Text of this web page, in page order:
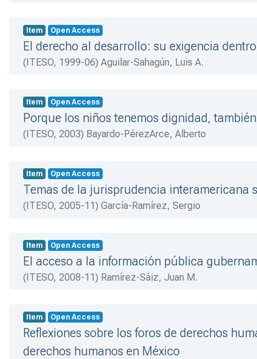
Item Open Access
El derecho al desarrollo: su exigencia
(ITESO, 1999-06) Aguilar-Sahagún, Luis A.
Item Open Access
Porque los niños tenemos dignidad,
(ITESO, 2003) Bayardo-PérezArce, Alberto
Item Open Access
Temas de la jurisprudencia interamericana
(ITESO, 2005-11) García-Ramírez, Sergio
Item Open Access
El acceso a la información pública
(ITESO, 2008-11) Ramírez-Sáiz, Juan M.
Item Open Access
Reflexiones sobre los foros de derechos
derechos humanos en México